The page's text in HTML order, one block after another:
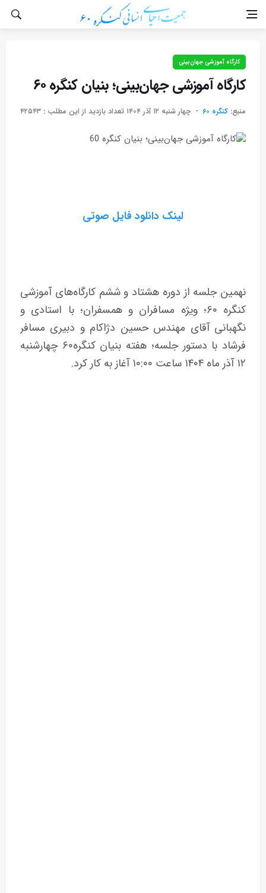
کارگاه آموزشی جهان‌بینی
کارگاه آموزشی جهان‌بینی؛ بنیان کنگره ۶۰
منبع: کنگره ۶۰ چهار شنبه ۱۲ آذر ۱۴۰۴ تعداد بازدید از این مطلب : ۴۲۵۴۳
لینک دانلود فایل صوتی
نهمین جلسه از دوره هشتاد و ششم کارگاه‌های آموزشی
کنگره ۶۰؛ ویژه مسافران و همسفران؛ با استادی و
نگهبانی آقای مهندس حسین دژاکام و دبیری مسافر
فرشاد با دستور جلسه؛ هفته بنیان کنگره۶۰ چهارشنبه
۱۲ آذر ماه ۱۴۰۴ ساعت ۱۰:۰۰ آغاز به کار کرد.